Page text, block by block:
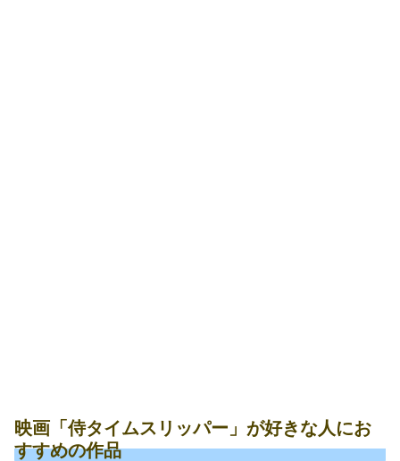
映画「侍タイムスリッパー」が好きな人にお
すすめの作品